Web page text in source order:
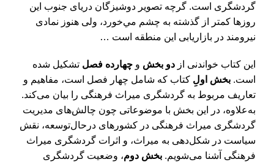
گردشگری است. گرچه تصویر دوشیزگان دريای جنوب اين
روزها كمتر از گذشته به چشم مي­‌خورد، ولی هنوز نمادی
نيرومند در بازاریابی این منطقه است …
این کتاب خواندنی از دو بخش و چهارده فصل تشکیل شده
است. بخش اولِ کتاب که شامل چهار فصل است، مفاهیم و
تعاریف مربوط به گردشگری میراث فرهنگی را بیان می­‌کند.
به‌‌علاوه، در این بخش با موضوعاتی چون چالش­‌های مدیریت
گردشگری میراث فرهنگی در کشورهای درحال‌توسعه، نقش
سیاست در شکل‌­دهی به میراث، و اثرات گردشگری میراث
فرهنگی آشنا می­‌شویم. بخش دوم، وضعیت گردشگری